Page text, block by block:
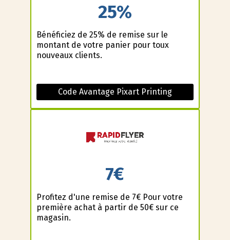
25%
Bénéficiez de 25% de remise sur le
montant de votre panier pour toux
nouveaux clients.
Code Avantage Pixart Printing
7€
Profitez d'une remise de 7€ Pour votre
première achat à partir de 50€ sur ce
magasin.